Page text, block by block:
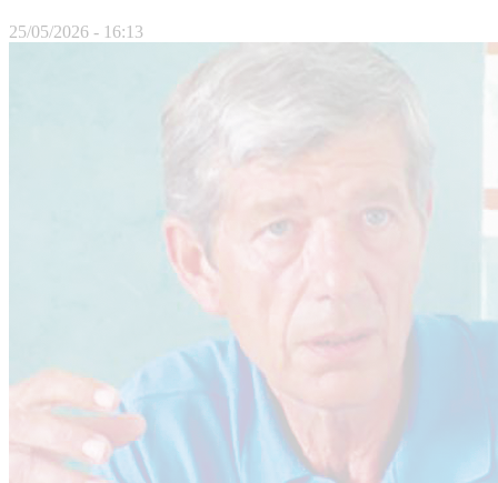
25/05/2026 - 16:13